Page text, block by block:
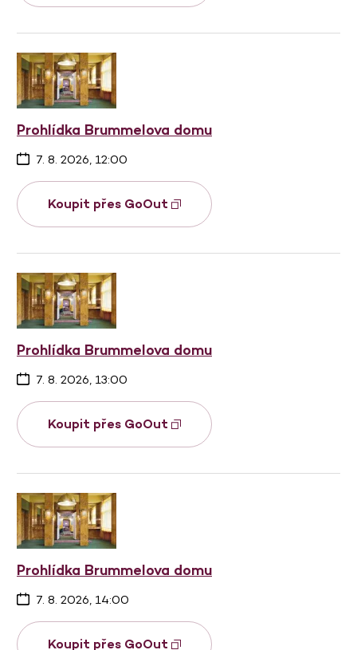
Prohlídka Brummelova domu
7. 8. 2026, 12:00
Koupit přes GoOut
Prohlídka Brummelova domu
7. 8. 2026, 13:00
Koupit přes GoOut
Prohlídka Brummelova domu
7. 8. 2026, 14:00
Koupit přes GoOut